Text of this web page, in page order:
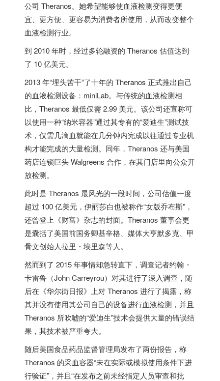
公司 Theranos。她希望能够使血液检测变得更便
宜、更方便、更容易为消费者所使用，从而改变整个
血液检测行业。
到 2010 年时，经过多轮融资的 Theranos 估值达到
了 10 亿美元。
2013 年“埋头苦干”了十年的 Theranos 正式推出自己
的血液检测设备：miniLab。与传统的血液检测相
比，Theranos 最低仅需 2.99 美元。该公司还宣称可
以使用一种“纳米容器”通过其专有的“爱迪生”测试技
术，仅需几滴血就能在几分钟内完成以往通过专业机
构才能完成的大量检测。同年，Theranos 还与美国
药店连锁巨头 Walgreens 合作，在其门店里向公众开
放检测。
此时是 Theranos 最风光的一段时间，公司估值一度
超过 100 亿美元，伊丽莎白也被称作“女版乔布斯”，
还曾登上《财富》杂志的封面。Theranos 董事会更
是囊括了美国前国务卿基辛格、媒体大亨默多克、甲
骨文创始人拉里・埃里森等人。
然而到了 2015 年事情却急转直下，调查记者约翰・
卡雷鲁（John Carreyrou）对其进行了深入调查，随
后在《华尔街日报》上对 Theranos 进行了揭露，称
其并没有使用其公司自己的设备进行血液检测，并且
Theranos 所吹嘘的“爱迪生”技术会提供大量的错误结
果，其技术被严重夸大。
随后美国食品药品监督管理局发布了两份报告，称
Theranos 的采血容器“未在实际或模拟使用条件下进
行验证”，并且“在发布之前未经指定人员审查和批